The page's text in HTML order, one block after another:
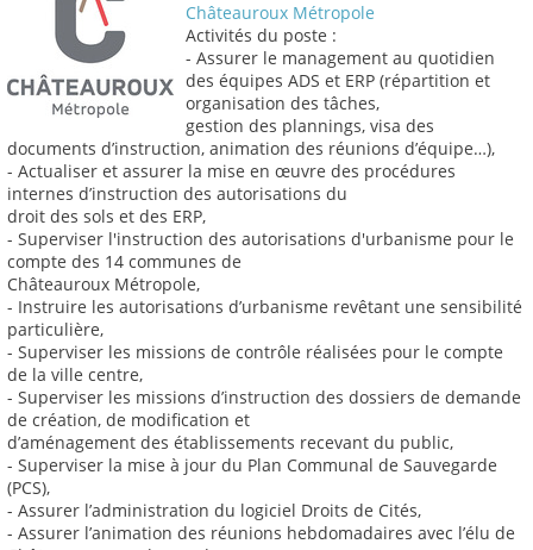
Châteauroux Métropole
Activités du poste :
- Assurer le management au quotidien
des équipes ADS et ERP (répartition et
organisation des tâches,
gestion des plannings, visa des
documents d’instruction, animation des réunions d’équipe…),
- Actualiser et assurer la mise en œuvre des procédures
internes d’instruction des autorisations du
droit des sols et des ERP,
- Superviser l'instruction des autorisations d'urbanisme pour le
compte des 14 communes de
Châteauroux Métropole,
- Instruire les autorisations d’urbanisme revêtant une sensibilité
particulière,
- Superviser les missions de contrôle réalisées pour le compte
de la ville centre,
- Superviser les missions d’instruction des dossiers de demande
de création, de modification et
d’aménagement des établissements recevant du public,
- Superviser la mise à jour du Plan Communal de Sauvegarde
(PCS),
- Assurer l’administration du logiciel Droits de Cités,
- Assurer l’animation des réunions hebdomadaires avec l’élu de